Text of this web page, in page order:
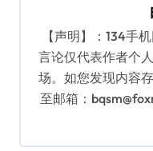
【声明】：134手
言论仅代表作者个
场。如您发现内容
至邮箱：